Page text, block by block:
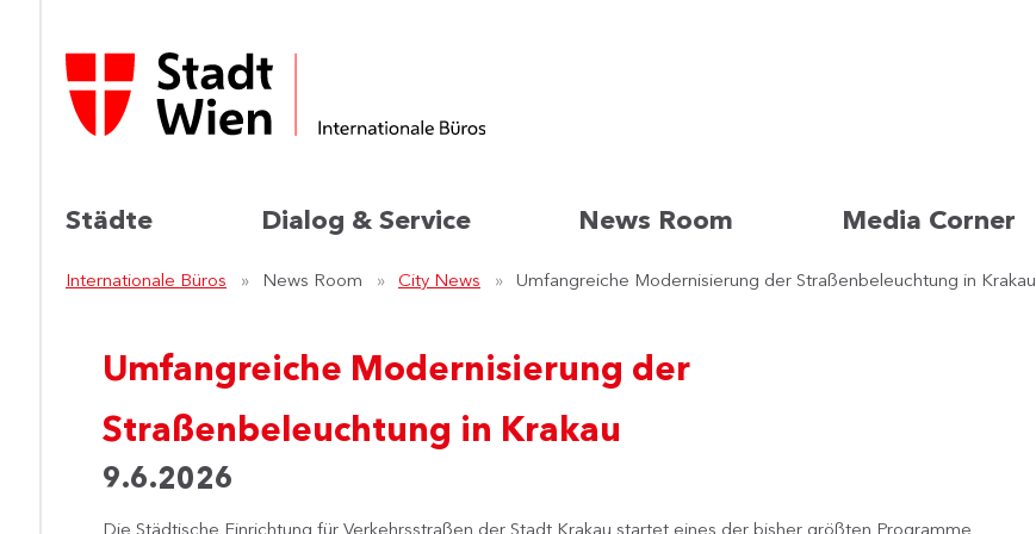
Städte Dialog & Service News Room Media Corner
Internationale Büros News Room City News Umfangreiche Modernisierung der Straßenbeleuchtung in Krakau
Umfangreiche Modernisierung der
Straßenbeleuchtung in Krakau
9.6.2026
Die Städtische Einrichtung für Verkehrsstraßen der Stadt Krakau startet eines der bisher größten Programme